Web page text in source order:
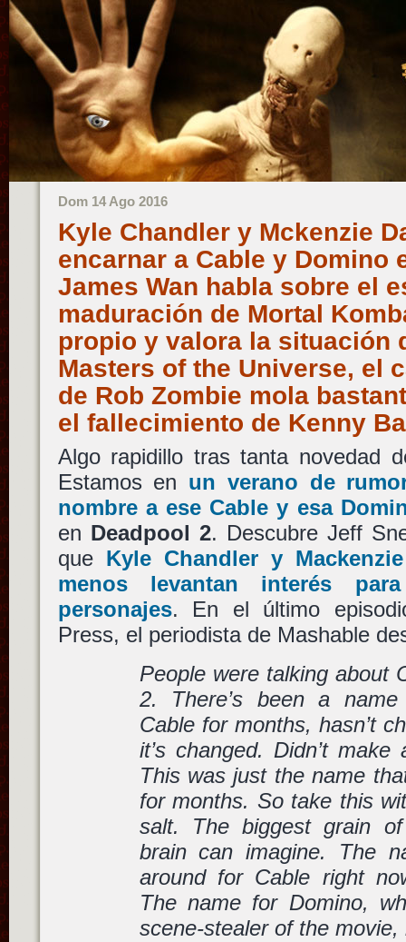
Dom 14 Ago 2016
Kyle Chandler y Mckenzie
encarnar a Cable y Domino
James Wan habla sobre el
maduración de Mortal
propio y valora la situación
Masters of the Universe, el
de Rob Zombie mola
el fallecimiento de Kenny
Algo rapidillo tras tanta novedad
Estamos en un verano de
nombre a ese Cable y esa
en Deadpool 2. Descubre Jeff
que Kyle Chandlery
menos levantan interés
personajes. En el último
Press, el periodista de Mashable
People were talking about
2. There’s been a
Cable for months, hasn’t
it’s changed. Didn’t
This was just the name
for months. So take this
salt. The biggest grain
brain can imagine. The
around for Cable right
The name for Domino,
scene-stealer of the